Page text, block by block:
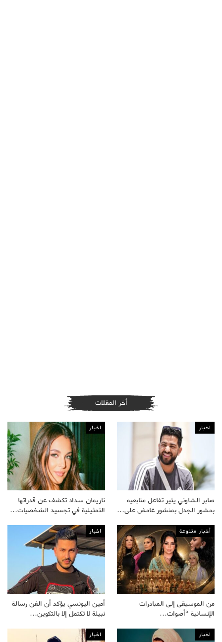
أخر المقلات
اخبار
صابر الشاوني يثير تفاعل متابعيه
بمشور الجدل بمنشور غامض على…
اخبار
ناريمان سداد تكشف عن قدراتها
التمثيلية في تجسيد الشخصيات…
أخبار متنوعة
من الموسيقى إلى المبادرات
الإنسانية “أصوات…
اخبار
أمين اليونسي يؤكد أن الفن رسالة
نبيلة لا تكتمل إلا بالتكوين…
اخبار اخبار